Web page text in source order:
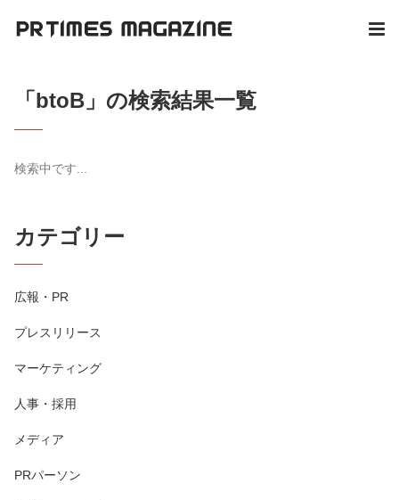
「btoB」の検索結果一覧
検索中です...
カテゴリー
広報・PR
プレスリリース
マーケティング
人事・採用
メディア
PRパーソン